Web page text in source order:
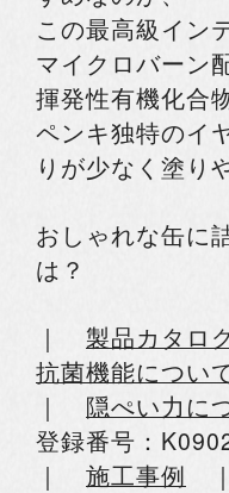
この最高級イン
マイクロバーン
揮発性有機化合
ペンキ独特のイ
りが少なく塗り
おしゃれな缶に
は？
｜ 製品カタロ
抗菌機能につい
｜ 隠ぺい力に
登録番号：
｜ 施工事例 ｜